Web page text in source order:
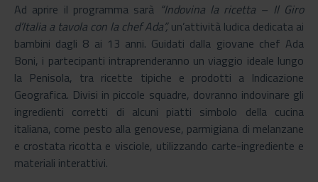
Ad aprire il programma sarà “Indovina la ricetta – Il Giro
d’Italia a tavola con la chef Ada”,un’attività ludica dedicata ai
bambini dagli 8 ai 13 anni. Guidati dalla giovane chef Ada
Boni, i partecipanti intraprenderanno un viaggio ideale lungo
la Penisola, tra ricette tipiche e prodotti a Indicazione
Geografica. Divisi in piccole squadre, dovranno indovinare gli
ingredienti corretti di alcuni piatti simbolo della cucina
italiana, come pesto alla genovese, parmigiana di melanzane
e crostata ricotta e visciole, utilizzando carte-ingrediente e
materiali interattivi.